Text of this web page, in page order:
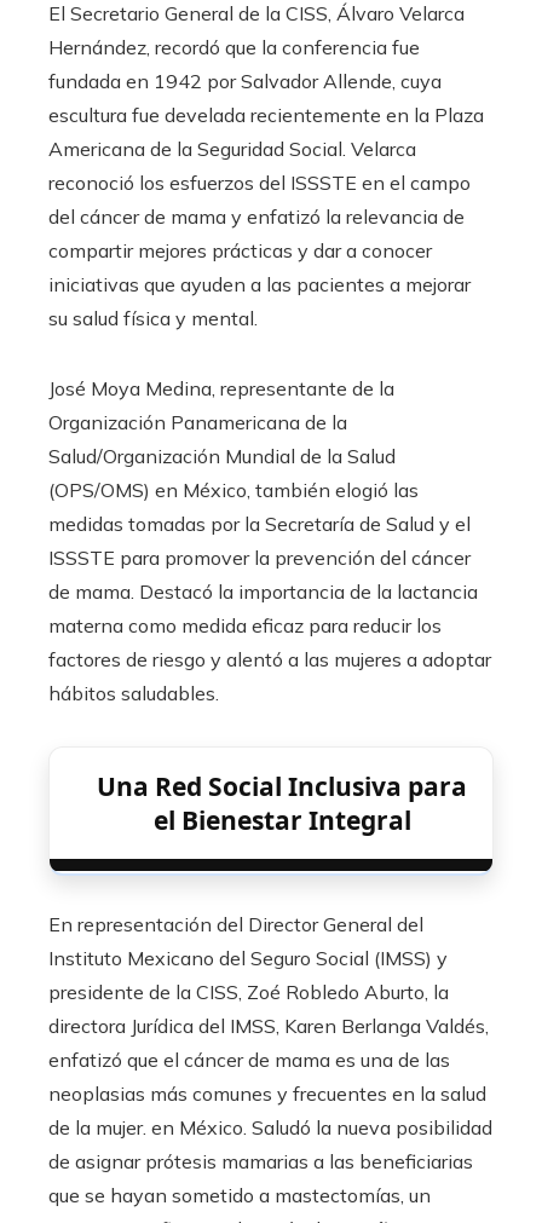
El Secretario General de la CISS, Álvaro Velarca
Hernández, recordó que la conferencia fue
fundada en 1942 por Salvador Allende, cuya
escultura fue develada recientemente en la Plaza
Americana de la Seguridad Social. Velarca
reconoció los esfuerzos del ISSSTE en el campo
del cáncer de mama y enfatizó la relevancia de
compartir mejores prácticas y dar a conocer
iniciativas que ayuden a las pacientes a mejorar
su salud física y mental.
José Moya Medina, representante de la
Organización Panamericana de la
Salud/Organización Mundial de la Salud
(OPS/OMS) en México, también elogió las
medidas tomadas por la Secretaría de Salud y el
ISSSTE para promover la prevención del cáncer
de mama. Destacó la importancia de la lactancia
materna como medida eficaz para reducir los
factores de riesgo y alentó a las mujeres a adoptar
hábitos saludables.
Una Red Social Inclusiva para
el Bienestar Integral
En representación del Director General del
Instituto Mexicano del Seguro Social (IMSS) y
presidente de la CISS, Zoé Robledo Aburto, la
directora Jurídica del IMSS, Karen Berlanga Valdés,
enfatizó que el cáncer de mama es una de las
neoplasias más comunes y frecuentes en la salud
de la mujer. en México. Saludó la nueva posibilidad
de asignar prótesis mamarias a las beneficiarias
que se hayan sometido a mastectomías, un